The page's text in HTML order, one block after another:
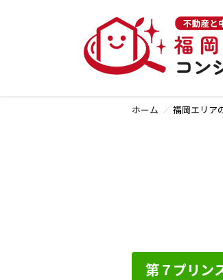
ホーム 福岡エリア
第７プリン